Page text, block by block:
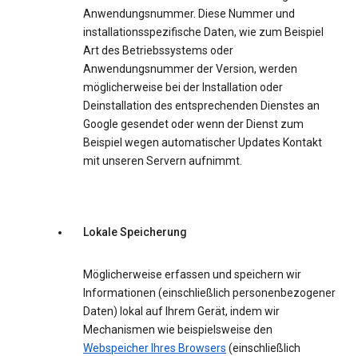
Anwendungsnummer. Diese Nummer und
installationsspezifische Daten, wie zum Beispiel
Art des Betriebssystems oder
Anwendungsnummer der Version, werden
möglicherweise bei der Installation oder
Deinstallation des entsprechenden Dienstes an
Google gesendet oder wenn der Dienst zum
Beispiel wegen automatischer Updates Kontakt
mit unseren Servern aufnimmt.
Lokale Speicherung
Möglicherweise erfassen und speichern wir
Informationen (einschließlich personenbezogener
Daten) lokal auf Ihrem Gerät, indem wir
Mechanismen wie beispielsweise den
Webspeicher Ihres Browsers (einschließlich